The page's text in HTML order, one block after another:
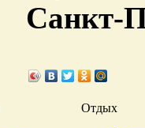
Санкт-
Отдых